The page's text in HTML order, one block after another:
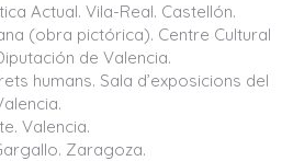
Actual. Vila-Real. Castellón.
(obra pictórica). Centre Cultural
de Valencia.
humans. Sala d’exposicions del
Valencia.
Zaragoza.